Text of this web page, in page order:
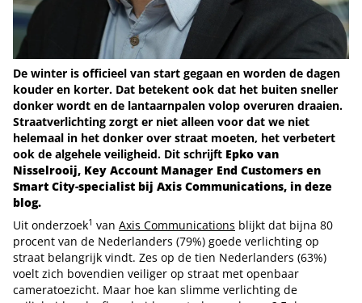
De winter is officieel van start gegaan en worden de dagen
kouder en korter. Dat betekent ook dat het buiten sneller
donker wordt en de lantaarnpalen volop overuren draaien.
Straatverlichting zorgt er niet alleen voor dat we niet
helemaal in het donker over straat moeten, het verbetert
ook de algehele veiligheid. Dit schrijft Epko van
Nisselrooij, Key Account Manager End Customers en
Smart City-specialist bij Axis Communications, in deze
blog.
Uit onderzoek1 van Axis Communications blijkt dat bijna 80
procent van de Nederlanders (79%) goede verlichting op
straat belangrijk vindt. Zes op de tien Nederlanders (63%)
voelt zich bovendien veiliger op straat met openbaar
cameratoezicht. Maar hoe kan slimme verlichting de